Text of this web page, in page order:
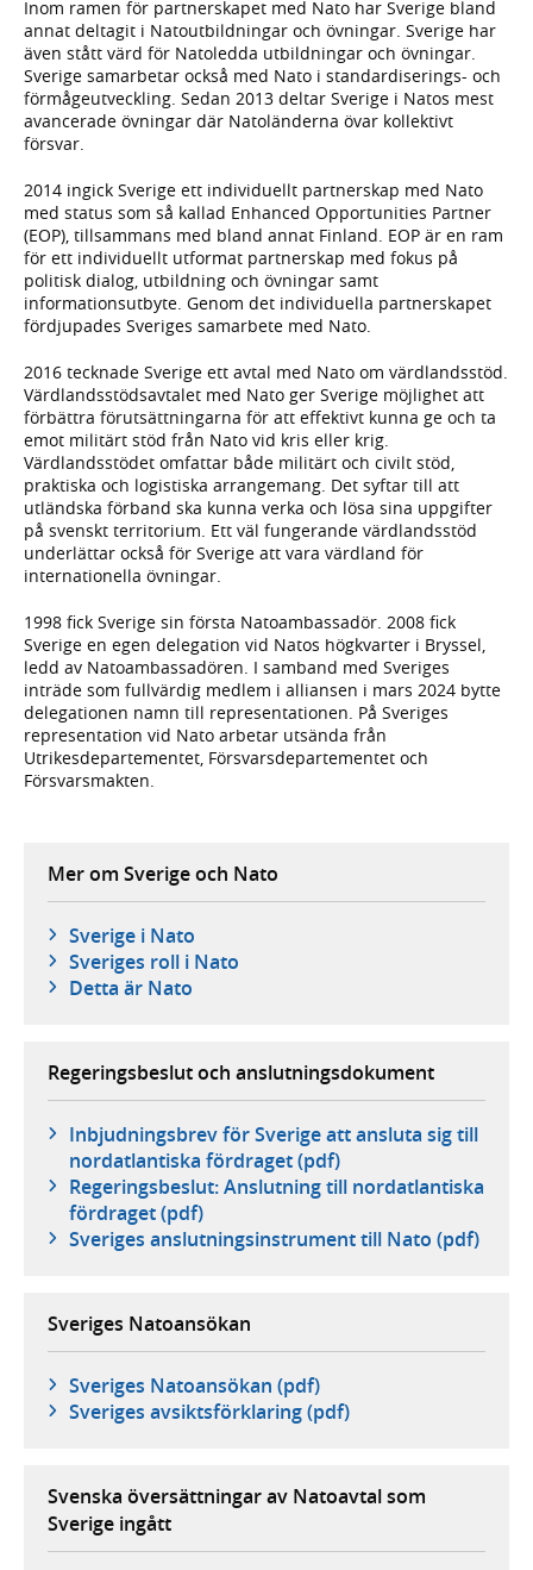
Inom ramen för partnerskapet med Nato har Sverige bland
annat deltagit i Natoutbildningar och övningar. Sverige har
även stått värd för Natoledda utbildningar och övningar.
Sverige samarbetar också med Nato i standardiserings- och
förmågeutveckling. Sedan 2013 deltar Sverige i Natos mest
avancerade övningar där Natoländerna övar kollektivt
försvar.
2014 ingick Sverige ett individuellt partnerskap med Nato
med status som så kallad Enhanced Opportunities Partner
(EOP), tillsammans med bland annat Finland. EOP är en ram
för ett individuellt utformat partnerskap med fokus på
politisk dialog, utbildning och övningar samt
informationsutbyte. Genom det individuella partnerskapet
fördjupades Sveriges samarbete med Nato.
2016 tecknade Sverige ett avtal med Nato om värdlandsstöd.
Värdlandsstödsavtalet med Nato ger Sverige möjlighet att
förbättra förutsättningarna för att effektivt kunna ge och ta
emot militärt stöd från Nato vid kris eller krig.
Värdlandsstödet omfattar både militärt och civilt stöd,
praktiska och logistiska arrangemang. Det syftar till att
utländska förband ska kunna verka och lösa sina uppgifter
på svenskt territorium. Ett väl fungerande värdlandsstöd
underlättar också för Sverige att vara värdland för
internationella övningar.
1998 fick Sverige sin första Natoambassadör. 2008 fick
Sverige en egen delegation vid Natos högkvarter i Bryssel,
ledd av Natoambassadören. I samband med Sveriges
inträde som fullvärdig medlem i alliansen i mars 2024 bytte
delegationen namn till representationen. På Sveriges
representation vid Nato arbetar utsända från
Utrikesdepartementet, Försvarsdepartementet och
Försvarsmakten.
Mer om Sverige och Nato
Sverige i Nato
Sveriges roll i Nato
Detta är Nato
Regeringsbeslut och anslutningsdokument
Inbjudningsbrev för Sverige att ansluta sig till
nordatlantiska fördraget (pdf)
Regeringsbeslut: Anslutning till nordatlantiska
fördraget (pdf)
Sveriges anslutningsinstrument till Nato (pdf)
Sveriges Natoansökan
Sveriges Natoansökan (pdf)
Sveriges avsiktsförklaring (pdf)
Svenska översättningar av Natoavtal som
Sverige ingått